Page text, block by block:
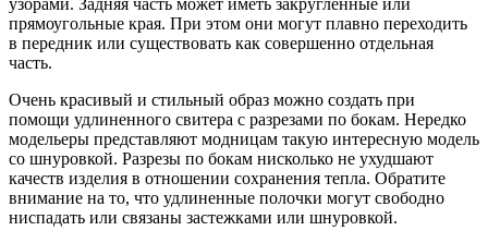
прямоугольные края. При этом они могут плавно переходить
в передник или существовать как совершенно отдельная
часть.
Очень красивый и стильный образ можно создать при
помощи удлиненного свитера с разрезами по бокам. Нередко
модельеры представляют модницам такую интересную модель
со шнуровкой. Разрезы по бокам нисколько не ухудшают
качеств изделия в отношении сохранения тепла. Обратите
внимание на то, что удлиненные полочки могут свободно
ниспадать или связаны застежками или шнуровкой.